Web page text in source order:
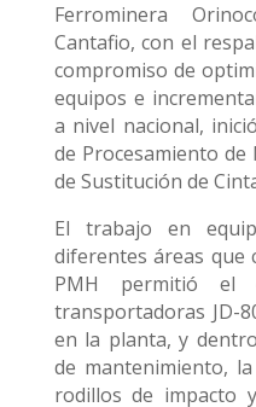
Ferrominera
Cantafio, con el
compromiso de
equipos e
a nivel nacional,
de Procesamiento
de Sustitución de
El trabajo en
diferentes áreas que
PMH permitió el
transportadoras JD-
en la planta, y
de mantenimiento,
rodillos de impacto